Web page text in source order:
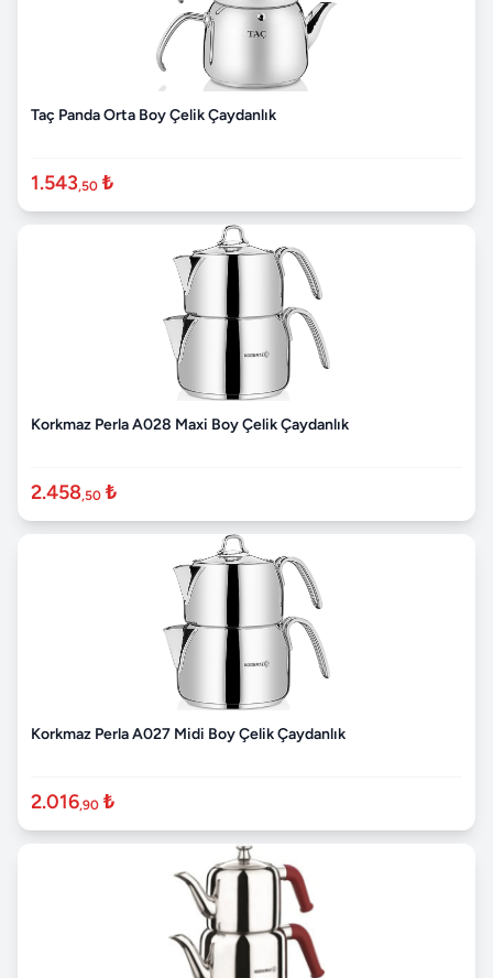
Taç Panda Orta Boy Çelik Çaydanlık
1.543,50 ₺
Korkmaz Perla A028 Maxi Boy Çelik Çaydanlık
2.458,50 ₺
Korkmaz Perla A027 Midi Boy Çelik Çaydanlık
2.016,90 ₺